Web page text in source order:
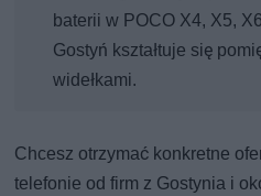
baterii w POCO X4, X5,
Gostyń kształtuje się
widełkami.
Chcesz otrzymać konkretne
telefonie od firm z Gostynia i